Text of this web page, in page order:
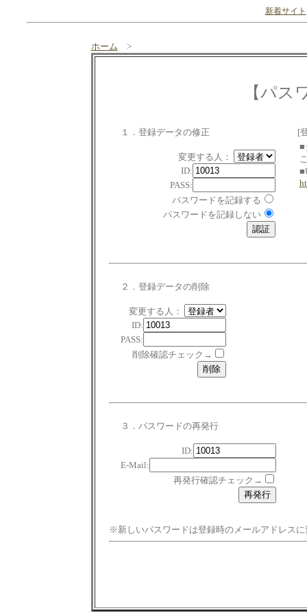
新着サイト
ホーム >
【パス
１．登録データの修正
変更する人：
ID:
PASS:
パスワードを記録する
パスワードを記録しない
[
■
２．登録データの削除
変更する人：
ID:
PASS:
削除確認チェック→
３．パスワードの再発行
ID:
E-Mail:
再発行確認チェック→
※新しいパスワードは登録時のメールアドレスに